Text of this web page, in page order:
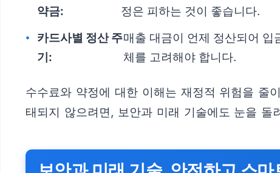
약금:
정은 피하는 것이 좋습니다.
카드사별 정산 주
기:
매출 대금이 언제 정산되어 입
체를 고려해야 합니다.
수수료와 약정에 대한 이해는 재정적 위험을 줄
태되지 않으려면, 보안과 미래 기술에도 눈을